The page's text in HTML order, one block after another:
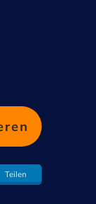
Teilen